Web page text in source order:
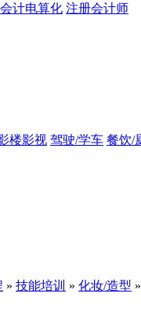
会计电算化 注册会计师
楼影视 驾驶/学车 餐饮/
» 技能培训 » 化妆/造型 »